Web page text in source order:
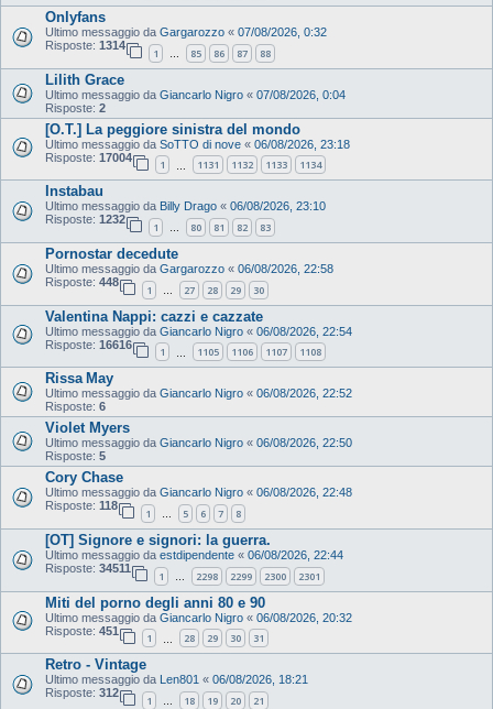
Onlyfans
Ultimo messaggio da Gargarozzo « 07/08/2026, 0:32
Risposte: 1314
1 … 85 86 87 88
Lilith Grace
Ultimo messaggio da Giancarlo Nigro « 07/08/2026, 0:04
Risposte: 2
[O.T.] La peggiore sinistra del mondo
Ultimo messaggio da SoTTO di nove « 06/08/2026, 23:18
Risposte: 17004
1 1131 1132 1133 1134
Instabau
Ultimo messaggio da Billy Drago « 06/08/2026, 23:10
Risposte: 1232
1 … 80 81 82 83
Pornostar decedute
Ultimo messaggio da Gargarozzo « 06/08/2026, 22:58
Risposte: 448
1 … 27 28 29 30
Valentina Nappi: cazzi e cazzate
Ultimo messaggio da Giancarlo Nigro « 06/08/2026, 22:54
Risposte: 16616
1 1105 1106 1107 1108
Rissa May
Ultimo messaggio da Giancarlo Nigro « 06/08/2026, 22:52
Risposte: 6
Violet Myers
Ultimo messaggio da Giancarlo Nigro « 06/08/2026, 22:50
Risposte: 5
Cory Chase
Ultimo messaggio da Giancarlo Nigro « 06/08/2026, 22:48
Risposte: 118
1 … 5 6 7 8
[OT] Signore e signori: la guerra.
Ultimo messaggio da estdipendente « 06/08/2026, 22:44
Risposte: 34511
1 … 2298 2299 2300 2301
Miti del porno degli anni 80 e 90
Ultimo messaggio da Giancarlo Nigro « 06/08/2026, 20:32
Risposte: 451
1 28 29 30 31
Retro - Vintage
Ultimo messaggio da Len801 « 06/08/2026, 18:21
Risposte: 312
1 … 18 19 20 21